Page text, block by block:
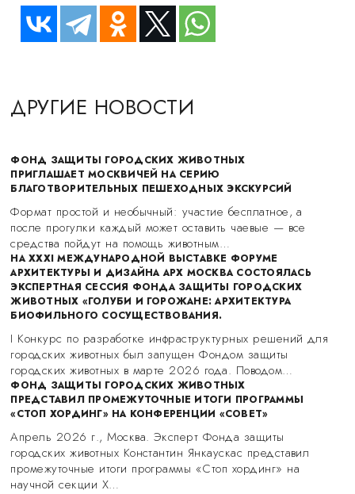
ДРУГИЕ НОВОСТИ
ФОНД ЗАЩИТЫ ГОРОДСКИХ ЖИВОТНЫХ
ПРИГЛАШАЕТ МОСКВИЧЕЙ НА СЕРИЮ
БЛАГОТВОРИТЕЛЬНЫХ ПЕШЕХОДНЫХ ЭКСКУРСИЙ
Формат простой и необычный: участие бесплатное, а
после прогулки каждый может оставить чаевые — все
средства пойдут на помощь животным…
НА XXXI МЕЖДУНАРОДНОЙ ВЫСТАВКЕ ФОРУМЕ
АРХИТЕКТУРЫ И ДИЗАЙНА АРХ МОСКВА СОСТОЯЛАСЬ
ЭКСПЕРТНАЯ СЕССИЯ ФОНДА ЗАЩИТЫ ГОРОДСКИХ
ЖИВОТНЫХ «ГОЛУБИ И ГОРОЖАНЕ: АРХИТЕКТУРА
БИОФИЛЬНОГО СОСУЩЕСТВОВАНИЯ.
I Конкурс по разработке инфраструктурных решений для
городских животных был запущен Фондом защиты
городских животных в марте 2026 года. Поводом…
ФОНД ЗАЩИТЫ ГОРОДСКИХ ЖИВОТНЫХ
ПРЕДСТАВИЛ ПРОМЕЖУТОЧНЫЕ ИТОГИ ПРОГРАММЫ
«СТОП ХОРДИНГ» НА КОНФЕРЕНЦИИ «СОВЕТ»
Апрель 2026 г., Москва. Эксперт Фонда защиты
городских животных Константин Янкаускас представил
промежуточные итоги программы «Стоп хординг» на
научной секции X…